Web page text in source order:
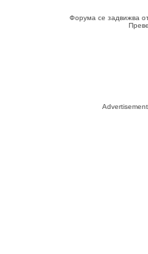
Форума се задвижва